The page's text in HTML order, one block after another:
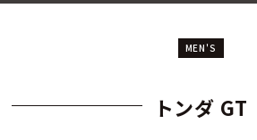
MEN'S
トンダ GT